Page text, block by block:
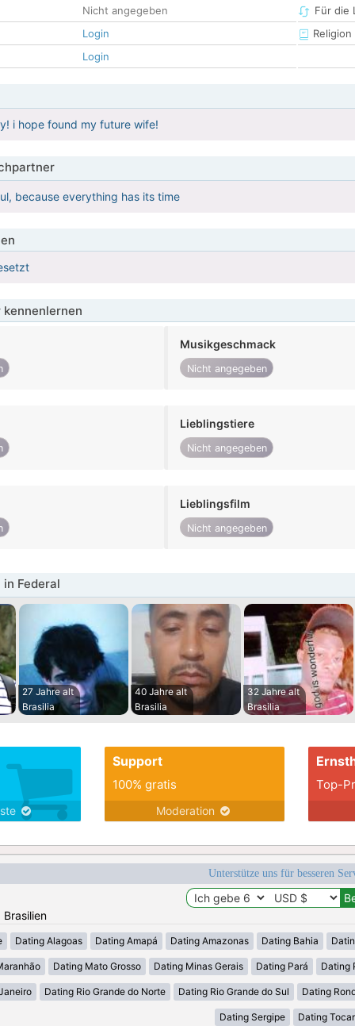
Nicht angegeben
Login
Login
Für die
Religion
i hope found my future wife!
because everything has its time
Musikgeschmack
Nicht angegeben
Lieblingstiere
Nicht angegeben
Lieblingsfilm
Nicht angegeben
Federal
27 Jahre alt
Brasilia
40 Jahre alt
Brasilia
32 Jahre alt
Brasilia
Support
100% gratis
Moderation
Top-
Unterstütze uns für besseren
Dating Alagoas Dating Amapá Dating Amazonas Dating Bahia
Dating Mato Grosso Dating Minas Gerais Dating Pará Dating
Dating Rio Grande do Norte Dating Rio Grande do Sul Dating
Dating Sergipe Dating